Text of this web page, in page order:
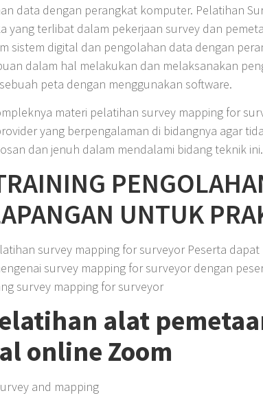
data dengan perangkat komputer. Pelatihan
yang terlibat dalam pekerjaan survey dan
sistem digital dan pengolahan data dengan
dalam hal melakukan dan melaksanakan
peta dengan menggunakan software.
materi pelatihan survey mapping for
yang berpengalaman di bidangnya agar
dan jenuh dalam mendalami bidang teknik ini.
UNTUK
survey mapping for surveyor Peserta
survey mapping for surveyor dengan
survey mapping for surveyor
alat
online Zoom
and mapping